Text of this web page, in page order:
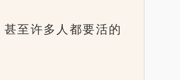
至许多人都要活的